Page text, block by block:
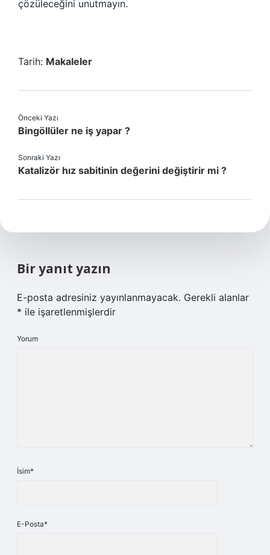
çözüleceğini unutmayın.
Tarih: Makaleler
Önceki Yazı
Bingöllüler ne iş yapar ?
Sonraki Yazı
Katalizör hız sabitinin değerini değiştirir mi ?
Bir yanıt yazın
E-posta adresiniz yayınlanmayacak. Gerekli alanlar
* ile işaretlenmişlerdir
Yorum
İsim*
E-Posta*